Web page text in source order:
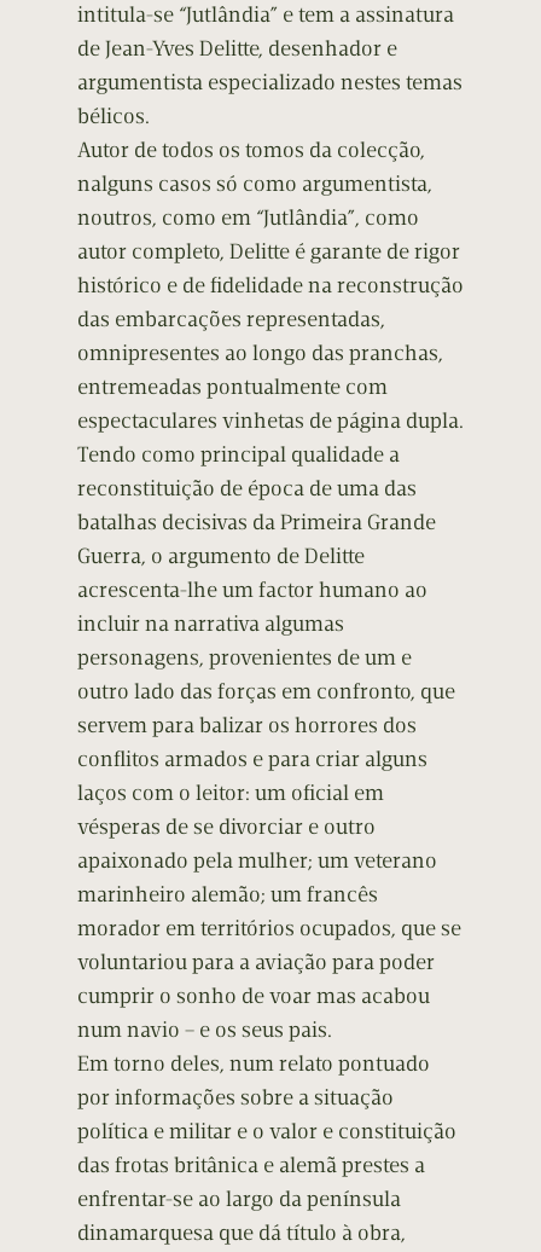
intitula-se “Jutlândia” e tem a assinatura
de Jean-Yves Delitte, desenhador e
argumentista especializado nestes temas
bélicos.
Autor de todos os tomos da colecção,
nalguns casos só como argumentista,
noutros, como em “Jutlândia”, como
autor completo, Delitte é garante de rigor
histórico e de fidelidade na reconstrução
das embarcações representadas,
omnipresentes ao longo das pranchas,
entremeadas pontualmente com
espectaculares vinhetas de página dupla.
Tendo como principal qualidade a
reconstituição de época de uma das
batalhas decisivas da Primeira Grande
Guerra, o argumento de Delitte
acrescenta-lhe um factor humano ao
incluir na narrativa algumas
personagens, provenientes de um e
outro lado das forças em confronto, que
servem para balizar os horrores dos
conflitos armados e para criar alguns
laços com o leitor: um oficial em
vésperas de se divorciar e outro
apaixonado pela mulher; um veterano
marinheiro alemão; um francês
morador em territórios ocupados, que se
voluntariou para a aviação para poder
cumprir o sonho de voar mas acabou
num navio – e os seus pais.
Em torno deles, num relato pontuado
por informações sobre a situação
política e militar e o valor e constituição
das frotas britânica e alemã prestes a
enfrentar-se ao largo da península
dinamarquesa que dá título à obra,